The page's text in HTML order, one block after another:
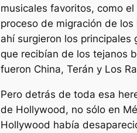
musicales favoritos, como
proceso de migración de
ahí surgieron los
que recibían de los tejanos
fueron China, Terán y Los
Pero detrás de toda esa
de Hollywood, no sólo en
Hollywood había